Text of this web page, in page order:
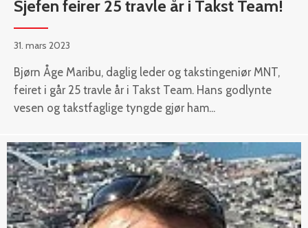
Sjefen feirer 25 travle år i Takst Team!
31. mars 2023
Bjørn Åge Maribu, daglig leder og takstingeniør MNT,
feiret i går 25 travle år i Takst Team. Hans godlynte
vesen og takstfaglige tyngde gjør ham...